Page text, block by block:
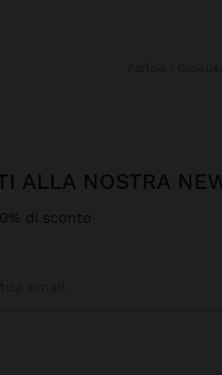
ALLA NOSTRA
di sconto